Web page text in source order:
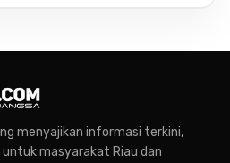
menyajikan informasi terkini,
masyarakat Riau dan